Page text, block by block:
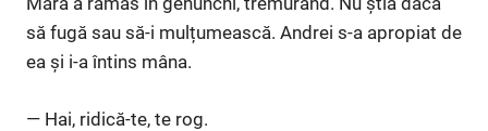
să fugă sau să-i mulțumească. Andrei s-a apropiat de
ea și i-a întins mâna.
— Hai, ridică-te, te rog.